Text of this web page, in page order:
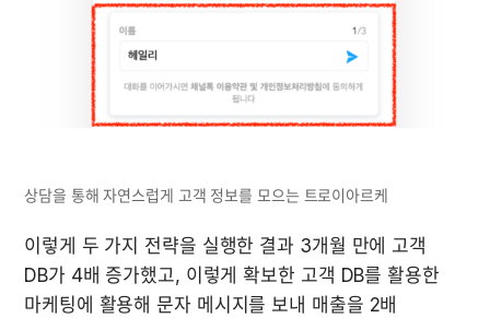
상담을 통해 자연스럽게 고객 정보를 모으는 트로이아르케
이렇게 두 가지 전략을 실행한 결과 3개월 만에 고객
DB가 4배 증가했고, 이렇게 확보한 고객 DB를 활용한
마케팅에 활용해 문자 메시지를 보내 매출을 2배